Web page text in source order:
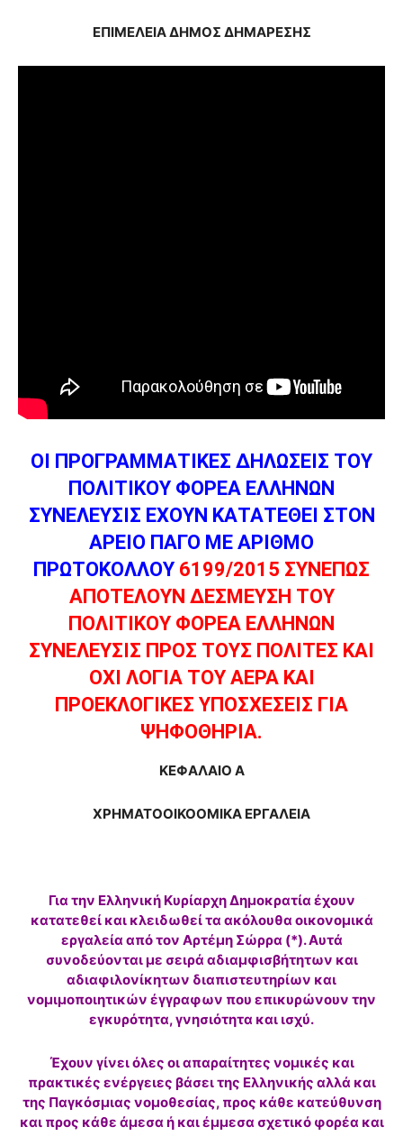
ΕΠΙΜΕΛΕΙΑ ΔΗΜΟΣ ΔΗΜΑΡΕΣΗΣ
ΟΙ ΠΡΟΓΡΑΜΜΑΤΙΚΕΣ ΔΗΛΩΣΕΙΣ ΤΟΥ
ΠΟΛΙΤΙΚΟΥ ΦΟΡΕΑ ΕΛΛΗΝΩΝ
ΣΥΝΕΛΕΥΣΙΣ ΕΧΟΥΝ ΚΑΤΑΤΕΘΕΙ ΣΤΟΝ
ΑΡΕΙΟ ΠΑΓΟ ΜΕ ΑΡΙΘΜΟ
ΠΡΩΤΟΚΟΛΛΟΥ 6199/2015 ΣΥΝΕΠΩΣ
ΑΠΟΤΕΛΟΥΝ ΔΕΣΜΕΥΣΗ ΤΟΥ
ΠΟΛΙΤΙΚΟΥ ΦΟΡΕΑ ΕΛΛΗΝΩΝ
ΣΥΝΕΛΕΥΣΙΣ ΠΡΟΣ ΤΟΥΣ ΠΟΛΙΤΕΣ ΚΑΙ
ΟΧΙ ΛΟΓΙΑ ΤΟΥ ΑΕΡΑ ΚΑΙ
ΠΡΟΕΚΛΟΓΙΚΕΣ ΥΠΟΣΧΕΣΕΙΣ ΓΙΑ
ΨΗΦΟΘΗΡΙΑ.
ΚΕΦΑΛΑΙΟ Α
ΧΡΗΜΑΤΟΟΙΚΟΟΜΙΚΑ ΕΡΓΑΛΕΙΑ
Για την Ελληνική Κυρίαρχη Δημοκρατία έχουν
κατατεθεί και κλειδωθεί τα ακόλουθα οικονομικά
εργαλεία από τον Αρτέμη Σώρρα (*). Αυτά
συνοδεύονται με σειρά αδιαμφισβήτητων και
αδιαφιλονίκητων διαπιστευτηρίων και
νομιμοποιητικών έγγραφων που επικυρώνουν την
εγκυρότητα, γνησιότητα και ισχύ.
Έχουν γίνει όλες οι απαραίτητες νομικές και
πρακτικές ενέργειες βάσει της Ελληνικής αλλά και
της Παγκόσμιας νομοθεσίας, προς κάθε κατεύθυνση
και προς κάθε άμεσα ή και έμμεσα σχετικό φορέα και